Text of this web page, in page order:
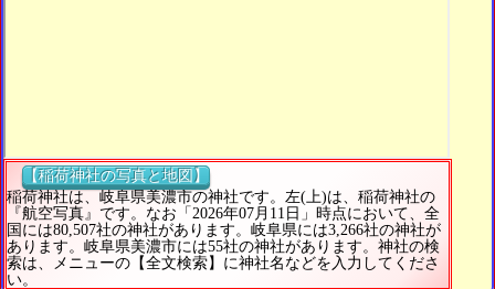
【稲荷神社の写真と地図】
稲荷神社は、岐阜県美濃市の神社です。左(上)は、稲荷神社の
『航空写真』です。なお「2026年07月11日」時点において、全
国には80,507社の神社があります。岐阜県には3,266社の神社が
あります。岐阜県美濃市には55社の神社があります。神社の検
索は、メニューの【全文検索】に神社名などを入力してくださ
い。